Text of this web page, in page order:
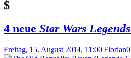
$
4 neue Star Wars Legends
Freitag, 15. August 2014, 11:00 Florian